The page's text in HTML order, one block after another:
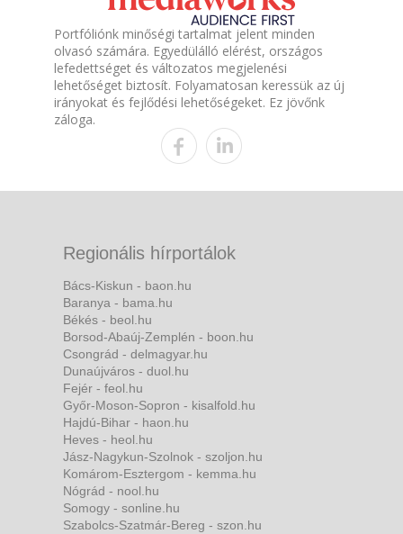
Portfóliónk minőségi tartalmat jelent minden
olvasó számára. Egyedülálló elérést, országos
lefedettséget és változatos megjelenési
lehetőséget biztosít. Folyamatosan keressük az új
irányokat és fejlődési lehetőségeket. Ez jövőnk
záloga.
Regionális hírportálok
Bács-Kiskun - baon.hu
Baranya - bama.hu
Békés - beol.hu
Borsod-Abaúj-Zemplén - boon.hu
Csongrád - delmagyar.hu
Dunaújváros - duol.hu
Fejér - feol.hu
Győr-Moson-Sopron - kisalfold.hu
Hajdú-Bihar - haon.hu
Heves - heol.hu
Jász-Nagykun-Szolnok - szoljon.hu
Komárom-Esztergom - kemma.hu
Nógrád - nool.hu
Somogy - sonline.hu
Szabolcs-Szatmár-Bereg - szon.hu